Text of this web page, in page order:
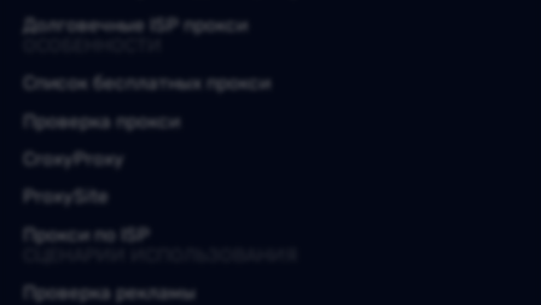
Долговечные ISP прокси
Список бесплатных прокси
Проверка прокси
CroxyProxy
ProxySite
Прокси по ISP
Проверка рекламы